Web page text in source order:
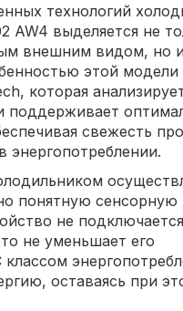
технологий
AW4 выделяется не
внешним видом, но
этой модели
которая
поддерживает
свежесть
энергопотреблении.
понятную сенсорную
не
не уменьшает его
оставаясь при